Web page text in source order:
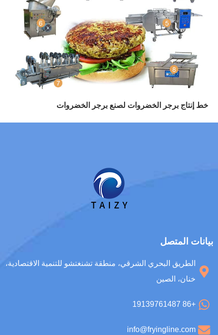
خط إنتاج برجر الخضروات لصنع برجر الخضروات
بيانات المتصل
الطريق البحري الشرقي، منطقة تشنغتشو للتنمية الاقتصادية،
خنان، الصين
+86 19139761487
info@fryingline.com